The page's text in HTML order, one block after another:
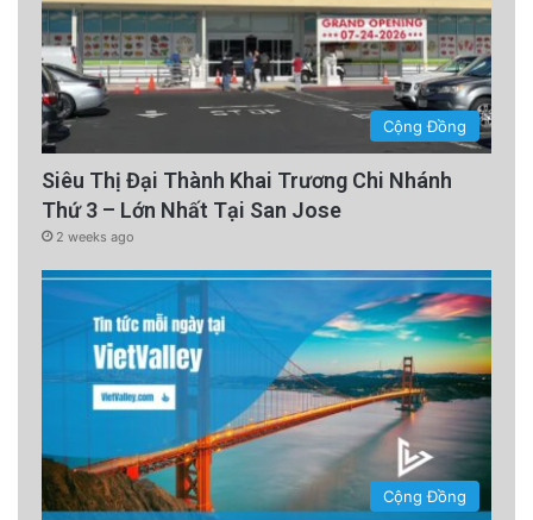
Cộng Đồng
Siêu Thị Đại Thành Khai Trương Chi Nhánh
Thứ 3 – Lớn Nhất Tại San Jose
2 weeks ago
Cộng Đồng